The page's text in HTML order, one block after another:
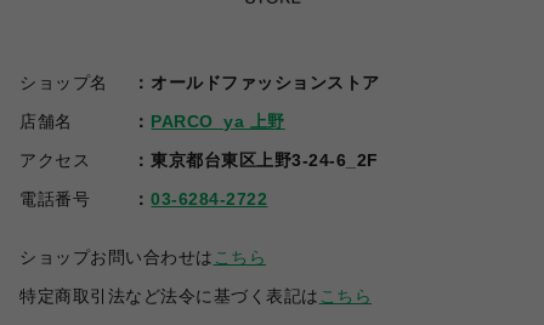
ショップ名
オールドファッションストア
店舗名
PARCO_ya 上野
アクセス
東京都台東区上野3-24-6_2F
電話番号
03-6284-2722
ショップお問い合わせは こちら
特定商取引法など法令に基づく表記は こちら